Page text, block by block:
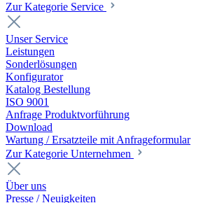
Zur Kategorie Service
Unser Service
Leistungen
Sonderlösungen
Konfigurator
Katalog Bestellung
ISO 9001
Anfrage Produktvorführung
Download
Wartung / Ersatzteile mit Anfrageformular
Zur Kategorie Unternehmen
Über uns
Presse / Neuigkeiten